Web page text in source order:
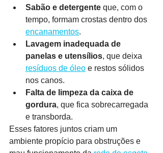
Sabão e detergente que, com o
tempo, formam crostas dentro dos
encanamentos.
Lavagem inadequada de
panelas e utensílios, que deixa
resíduos de óleo e restos sólidos
nos canos.
Falta de limpeza da caixa de
gordura, que fica sobrecarregada
e transborda.
Esses fatores juntos criam um
ambiente propício para obstruções e